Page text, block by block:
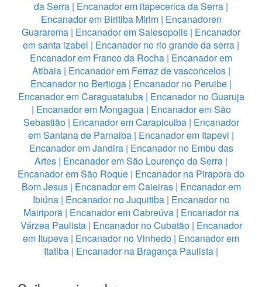
da Serra | Encanador em itapecerica da Serra |
Encanador em Biritiba Mirim| Encanadoren
Guararema | Encanador em Salesopolis | Encanador
em santa izabel | Encanador no rio grande da serra |
Encanador em Franco da Rocha | Encanador em
Atibaia| Encanador em Ferraz de vasconcelos|
Encanador no Bertioga | Encanador no Peruibe |
Encanador em Caraguatatuba| Encanador no Guaruja
| Encanador em Mongagua| Encanador em São
Sebastião| Encanador em Carapicuiba| Encanador
em Santana de Parnaiba | Encanador em Itapevi |
Encanador em Jandira| Encanador no Embu das
Artes | Encanador em São Lourenço da Serra |
Encanador em São Roque | Encanador na Pirapora do
Bom Jesus| Encanador em Caieiras| Encanador em
Ibiúna| Encanador no Juquitiba| Encanador no
Mairiporã| Encanador em Cabreúva| Encanador na
Várzea Paulista| Encanador no Cubatão| Encanador
em Itupeva | Encanador no Vinhedo | Encanador em
Itatiba | Encanador na Bragança Paulista |